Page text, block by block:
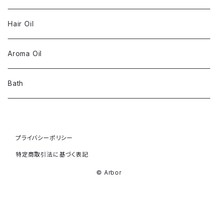
Hair Oil
Aroma Oil
Bath
プライバシーポリシー
特定商取引法に基づく表記
© Arbor